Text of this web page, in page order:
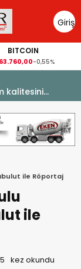
Giriş
Yap
GBP/TRY
63,11840,07%
kalitesini
ile Röportaj
ile
kez okundu